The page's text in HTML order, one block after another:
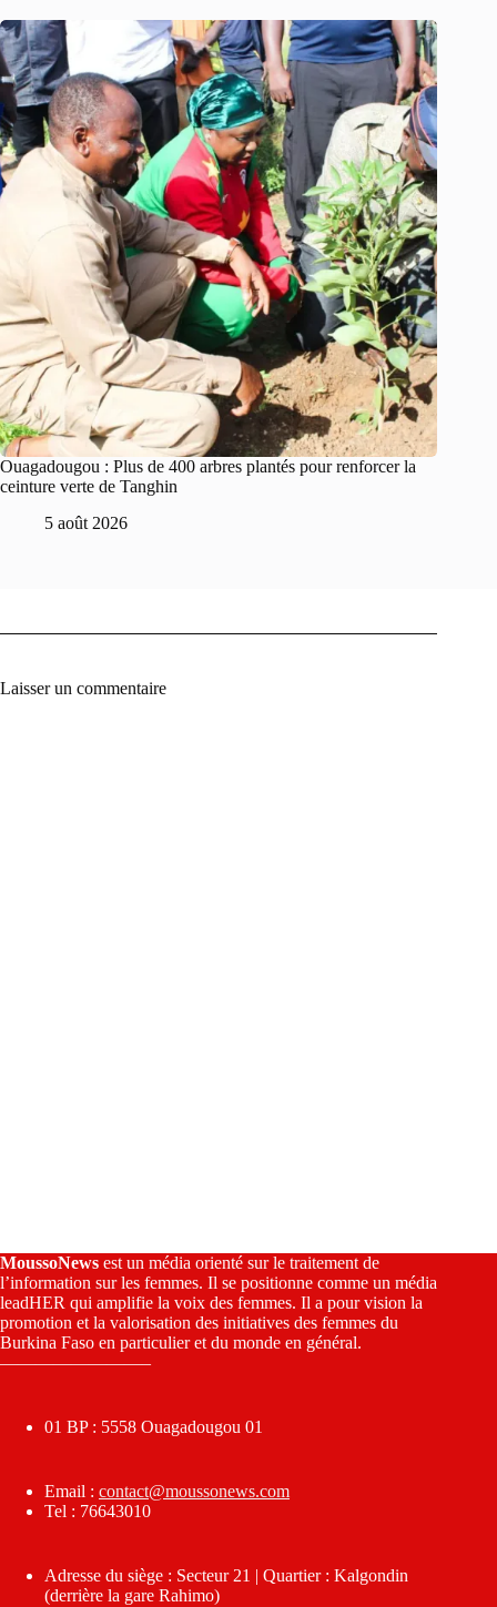
Ouagadougou : Plus de 400 arbres plantés pour renforcer la
ceinture verte de Tanghin
5 août 2026
Laisser un commentaire
MoussoNews est un média orienté sur le traitement de
l’information sur les femmes. Il se positionne comme un média
leadHER qui amplifie la voix des femmes. Il a pour vision la
promotion et la valorisation des initiatives des femmes du
Burkina Faso en particulier et du monde en général.
————————–
01 BP : 5558 Ouagadougou 01
Email : contact@moussonews.com
Tel : 76643010
Adresse du siège : Secteur 21 | Quartier : Kalgondin
(derrière la gare Rahimo)